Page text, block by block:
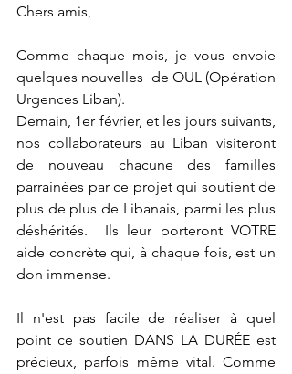
Chers amis,
Comme chaque mois, je vous envoie
quelques nouvelles  de OUL (Opération
Urgences Liban).
Demain, 1er février, et les jours suivants,
nos collaborateurs au Liban visiteront
de nouveau chacune des familles
parrainées par ce projet qui soutient de
plus de plus de Libanais, parmi les plus
déshérités.  Ils leur porteront VOTRE
aide concrète qui, à chaque fois, est un
don immense.
Il n'est pas facile de réaliser à quel
point ce soutien DANS LA DURÉE est
précieux, parfois même vital. Comme